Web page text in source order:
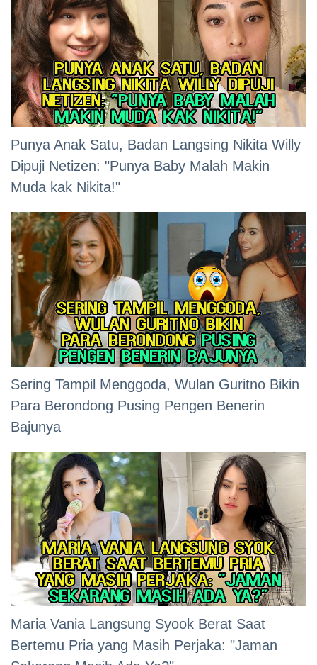
Punya Anak Satu, Badan Langsing Nikita Willy
Dipuji Netizen: "Punya Baby Malah Makin
Muda kak Nikita!"
Sering Tampil Menggoda, Wulan Guritno Bikin
Para Berondong Pusing Pengen Benerin
Bajunya
Maria Vania Langsung Syook Berat Saat
Bertemu Pria yang Masih Perjaka: "Jaman